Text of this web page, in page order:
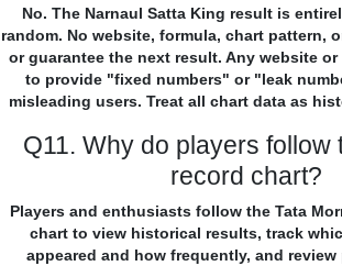
No. The Narnaul Satta King result is
random. No website, formula, chart pattern,
or guarantee the next result. Any website
to provide "fixed numbers" or "leak
misleading users. Treat all chart data as
Q11. Why do players follow
record chart?
Players and enthusiasts follow the Tata
chart to view historical results, track
appeared and how frequently, and